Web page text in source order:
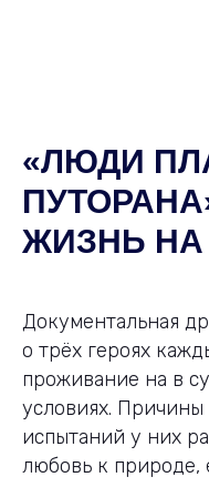
«ЛЮДИ
ЖИЗНЬ
Документальная
о трёх героях
проживание на в
условиях.
испытаний у них
любовь к природе,